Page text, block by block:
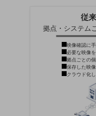
社外からの評価実績
サステナビリティ
サステナビリティTOP
NTTドコモビジネスグループ
従
拠点・システム
映像確認に
必要な映像
拠点ごとの
保存した映
クラウド化